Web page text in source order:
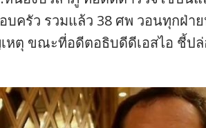
บครัว รวมแล้ว 38 ศพ วอนทุกฝ่
หตุ ขณะที่อดีตอธิบดีดีเอสไอ ชี้ป